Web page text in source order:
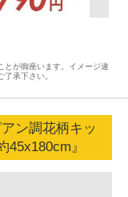
が御座います。イメージ違
承下さい。
ン調花柄キッ
』